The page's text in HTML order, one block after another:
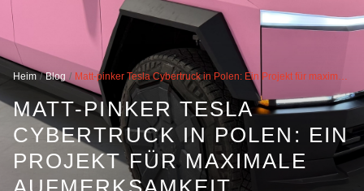
Heim Blog Matt-pinker Tesla Cybertruck in Polen: Ein Projekt für maximale Aufmerksamkeit
MATT-PINKER TESLA
CYBERTRUCK IN POLEN: EIN
PROJEKT FÜR MAXIMALE